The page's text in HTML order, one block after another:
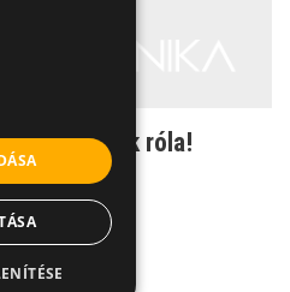
beszélünk róla!